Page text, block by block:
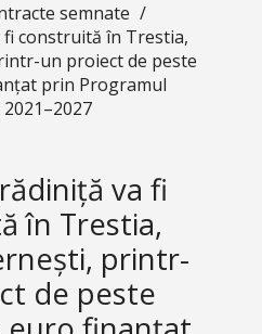
semnate /
construită în Trestia,
un proiect de peste
prin Programul
va fi
în Trestia,
printr-
de peste